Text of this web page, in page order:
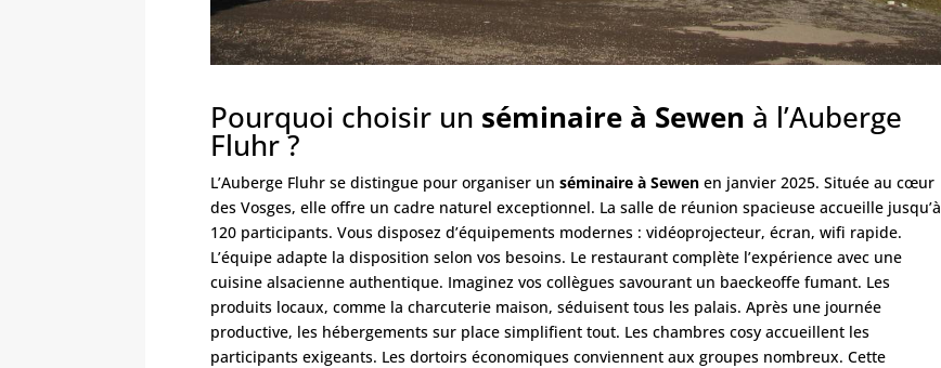
Pourquoi choisir un séminaire à Sewen à l’Auberge
Fluhr ?
L’Auberge Fluhr se distingue pour organiser unséminaire à Sewen en janvier 2025. Située au cœur
des Vosges, elle offre un cadre naturel exceptionnel. La salle de réunion spacieuse accueille jusqu’à
120 participants. Vous disposez d’équipements modernes : vidéoprojecteur, écran, wifi rapide.
L’équipe adapte la disposition selon vos besoins. Le restaurant complète l’expérience avec une
cuisine alsacienne authentique. Imaginez vos collègues savourant un baeckeoffe fumant. Les
produits locaux, comme la charcuterie maison, séduisent tous les palais. Après une journée
productive, les hébergements sur place simplifient tout. Les chambres cosy accueillent les
participants exigeants. Les dortoirs économiques conviennent aux groupes nombreux. Cette